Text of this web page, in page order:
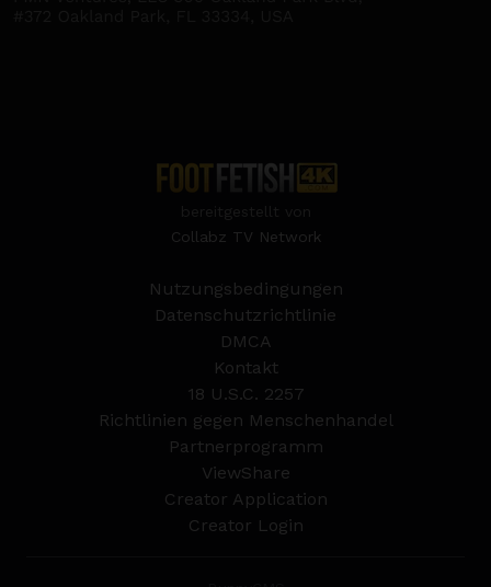
Collabz TV Network
Nutzungsbedingungen
Datenschutzrichtlinie
DMCA
Kontakt
18 U.S.C. 2257
Richtlinien gegen Menschenhandel
Partnerprogramm
ViewShare
Creator Application
Creator Login